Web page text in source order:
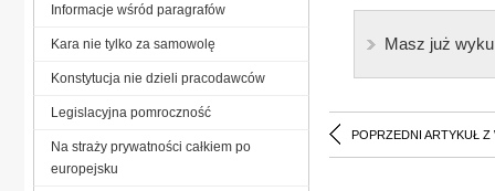
Masz już
POPRZEDNI ARTYKUŁ Z
Informacje wśród paragrafów
Kara nie tylko za samowolę
Konstytucja nie dzieli pracodawców
Legislacyjna pomroczność
Na straży prywatności całkiem po
europejsku